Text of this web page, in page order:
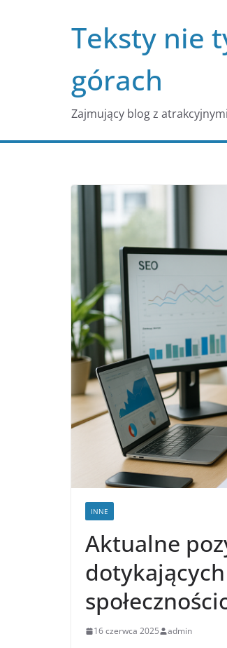
Teksty nie
górach
Zajmujący blog z
INNE
Aktualne
16 czerwca 2025 admin